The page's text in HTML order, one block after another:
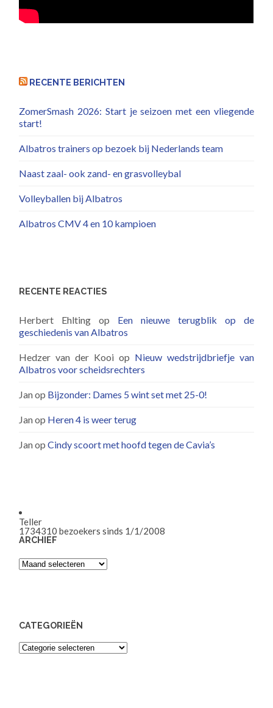
RECENTE BERICHTEN
ZomerSmash 2026: Start je seizoen met een vliegende
start!
Albatros trainers op bezoek bij Nederlands team
Naast zaal- ook zand- en grasvolleybal
Volleyballen bij Albatros
Albatros CMV 4 en 10 kampioen
RECENTE REACTIES
Herbert Ehlting op Een nieuwe terugblik op de
geschiedenis van Albatros
Hedzer van der Kooi op Nieuw wedstrijdbriefje van
Albatros voor scheidsrechters
Janop Bijzonder: Dames 5 wint set met 25-0!
Janop Heren 4 is weer terug
JanopCindy scoort met hoofd tegen de Cavia’s
Teller
1734310 bezoekers sinds 1/1/2008
ARCHIEF
Archief
CATEGORIEËN
Categorieën